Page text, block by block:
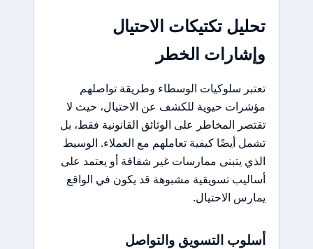
تحليل تكتيكات الاحتيال
وإشارات الخطر
تعتبر سلوكيات الوسطاء وطريقة تواصلهم
مؤشرات حيوية للكشف عن الاحتيال، حيث لا
تقتصر المخاطر على الوثائق القانونية فقط، بل
تشمل أيضًا كيفية تعاملهم مع العملاء. الوسيط
الذي يتبنى ممارسات غير شفافة أو يعتمد على
أساليب تسويقية مشبوهة قد يكون في الواقع
يمارس الاحتيال.
أسلوب التسويق والتواصل